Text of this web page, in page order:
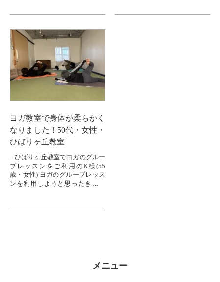
も...
ヨガ教室で身体が柔らかく
なりました！50代・女性・
ひばりヶ丘教室
ひばりヶ丘教室でヨガのグルー
プレッスンをご利用のK様(55
歳・女性) ヨガのグループレッス
ンを利用しようと思ったきっか
が、...
メニュー